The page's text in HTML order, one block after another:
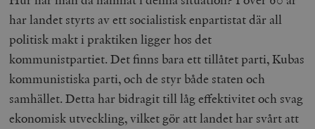
har landet styrts av ett socialistisk enpartistat där all
politisk makt i praktiken ligger hos det
kommunistpartiet. Det finns bara ett tillåtet parti, Kubas
kommunistiska parti, och de styr både staten och
samhället. Detta har bidragit till låg effektivitet och svag
ekonomisk utveckling, vilket gör att landet har svårt att